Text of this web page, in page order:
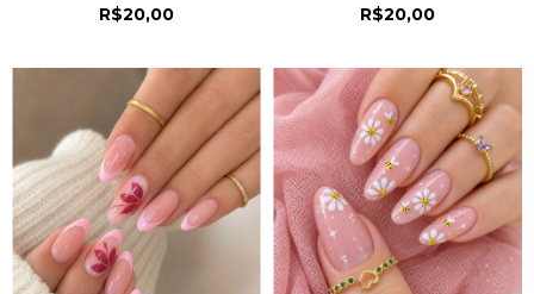
R$20,00 R$20,00